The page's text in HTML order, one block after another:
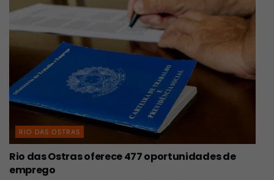
RIO DAS OSTRAS
Rio das Ostras oferece 477 oportunidades de
emprego